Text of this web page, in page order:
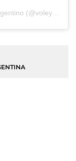
Una publicación compartida de Voleibol Argentino (@voley_feva)